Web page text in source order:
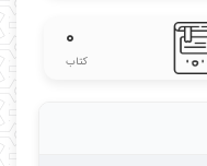
۰
کتاب